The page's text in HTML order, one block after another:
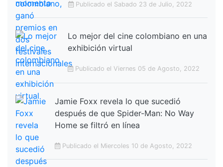
Publicado el Sabado 23 de Julio, 2022
Lo mejor del cine colombiano en una
exhibición virtual
Publicado el Viernes 05 de Agosto, 2022
Jamie Foxx revela lo que sucedió
después de que Spider-Man: No Way
Home se filtró en línea
Publicado el Miercoles 10 de Agosto, 2022